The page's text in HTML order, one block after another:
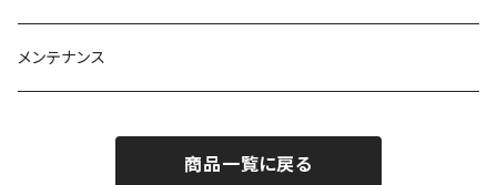
メンテナンス
商品一覧に戻る